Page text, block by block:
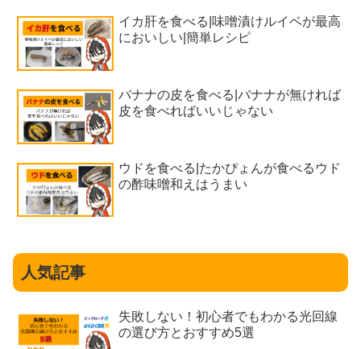
イカ肝を食べる|味噌漬けルイベが最高
においしい|簡単レシピ
バナナの皮を食べる|バナナが無ければ
皮を食べればいいじゃない
ウドを食べる|たかぴょんが食べるウド
の酢味噌和えはうまい
人気記事
失敗しない！初心者でもわかる光回線
の選び方とおすすめ5選